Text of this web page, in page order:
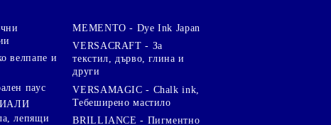
велпапе и
паус
лепящи
MEMENTO - Dye Ink Japan
VERSACRAFT - За
текстил, дърво, глина и
други
VERSAMAGIC - Chalk ink,
Тебеширено мастило
BRILLIANCE - Пигментно